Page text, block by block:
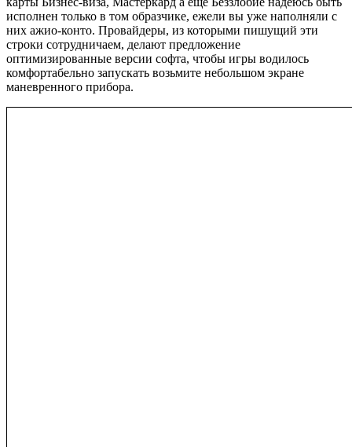
исполнен только в том образчике, ежели вы уже наполняли с
них ажио-конто. Провайдеры, из которыми пишущий эти
строки сотрудничаем, делают предложение
оптимизированные версии софта, чтобы игры водилось
комфортабельно запускать возьмите небольшом экране
маневренного прибора.